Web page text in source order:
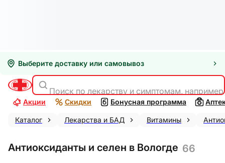
Выберите доставку или самовывоз
Поиск по лекарству и симптомам,
Акции Скидки Бонусная программа
Каталог Лекарства и БАД Витамины
Антиоксиданты и селен в Вологде 66